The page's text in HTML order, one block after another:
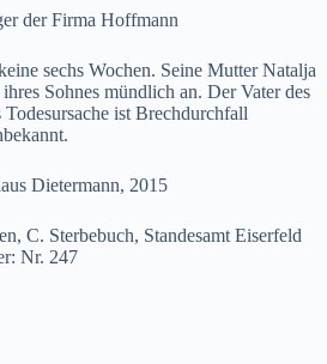
der Firma Hoffmann
sechs Wochen. Seine Mutter Natalja
Sohnes mündlich an. Der Vater des
ist Brechdurchfall
Dietermann, 2015
C. Sterbebuch, Standesamt Eiserfeld
Nr. 247